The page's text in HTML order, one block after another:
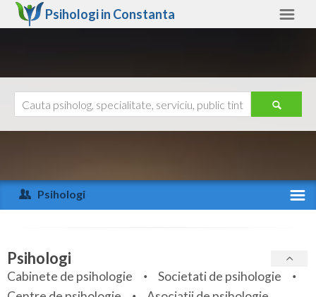
Psihologi in Constanta
Arad
Arges
Bihor
Ajutor
Psihologi
Specialitati
Servicii
Psihologi
Cabinete de psihologie
Societati de psihologie